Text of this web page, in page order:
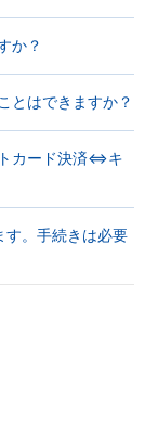
か？
とはできますか？
カード決済⇔キ
す。手続きは必要